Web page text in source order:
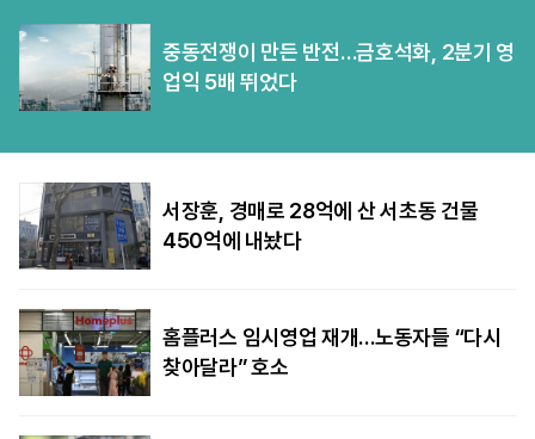
중동전쟁이 만든 반전…금호석화, 2분기 영
업익 5배 뛰었다
서장훈, 경매로 28억에 산 서초동 건물
450억에 내놨다
홈플러스 임시영업 재개…노동자들 “다시
찾아달라” 호소